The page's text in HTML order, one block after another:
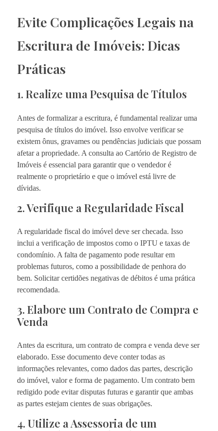
Evite Complicações Legais na
Escritura de Imóveis: Dicas
Práticas
1. Realize uma Pesquisa de Títulos
Antes de formalizar a escritura, é fundamental realizar uma
pesquisa de títulos do imóvel. Isso envolve verificar se
existem ônus, gravames ou pendências judiciais que possam
afetar a propriedade. A consulta ao Cartório de Registro de
Imóveis é essencial para garantir que o vendedor é
realmente o proprietário e que o imóvel está livre de
dívidas.
2. Verifique a Regularidade Fiscal
A regularidade fiscal do imóvel deve ser checada. Isso
inclui a verificação de impostos como o IPTU e taxas de
condomínio. A falta de pagamento pode resultar em
problemas futuros, como a possibilidade de penhora do
bem. Solicitar certidões negativas de débitos é uma prática
recomendada.
3. Elabore um Contrato de Compra e
Venda
Antes da escritura, um contrato de compra e venda deve ser
elaborado. Esse documento deve conter todas as
informações relevantes, como dados das partes, descrição
do imóvel, valor e forma de pagamento. Um contrato bem
redigido pode evitar disputas futuras e garantir que ambas
as partes estejam cientes de suas obrigações.
4. Utilize a Assessoria de um